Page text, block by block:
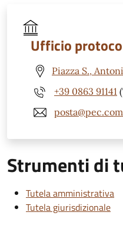
Ufficio
Piazza S.,
+39 0863 91141
Strumenti di
Tutela amministrativa
Tutela giurisdizionale